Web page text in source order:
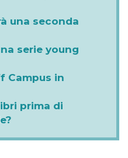
una seconda
serie young
Campus in
prima di